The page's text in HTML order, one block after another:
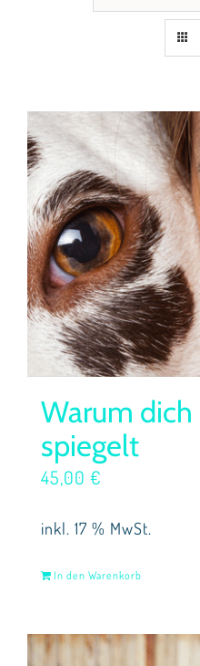
Warum
spiegelt
45,00 €
inkl. 17 % MwSt.
In den Warenkorb